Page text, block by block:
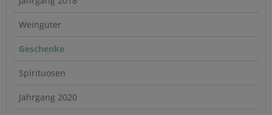
Weingüter
Geschenke
Spirituosen
Jahrgang 2020